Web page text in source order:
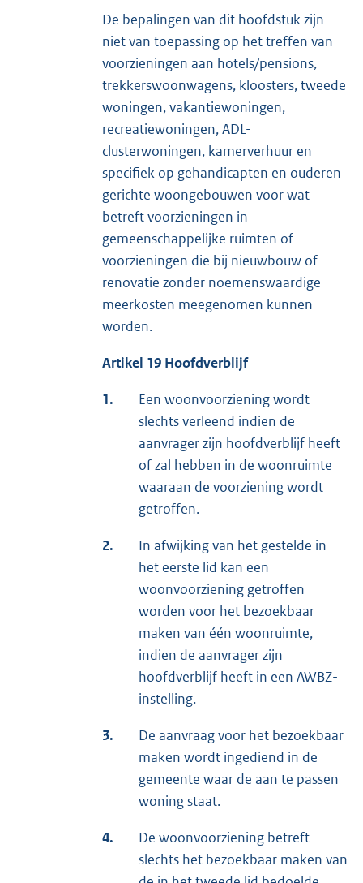
De bepalingen van dit hoofdstuk zijn
niet van toepassing op het treffen van
voorzieningen aan hotels/pensions,
trekkerswoonwagens, kloosters, tweede
woningen, vakantiewoningen,
recreatiewoningen, ADL-
clusterwoningen, kamerverhuur en
specifiek op gehandicapten en ouderen
gerichte woongebouwen voor wat
betreft voorzieningen in
gemeenschappelijke ruimten of
voorzieningen die bij nieuwbouw of
renovatie zonder noemenswaardige
meerkosten meegenomen kunnen
worden.
Artikel 19 Hoofdverblijf
1.
Een woonvoorziening wordt
slechts verleend indien de
aanvrager zijn hoofdverblijf heeft
of zal hebben in de woonruimte
waaraan de voorziening wordt
getroffen.
2.
In afwijking van het gestelde in
het eerste lid kan een
woonvoorziening getroffen
worden voor het bezoekbaar
maken van één woonruimte,
indien de aanvrager zijn
hoofdverblijf heeft in een AWBZ-
instelling.
3.
De aanvraag voor het bezoekbaar
maken wordt ingediend in de
gemeente waar de aan te passen
woning staat.
4.
De woonvoorziening betreft
slechts het bezoekbaar maken van